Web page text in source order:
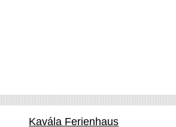
Kavála Ferienhaus